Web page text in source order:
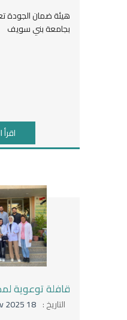
هيئة ضمان الجودة
بجامعة بني سويف
اقرأ
قافلة توعوية
التاريخ : 18 Nov 2025